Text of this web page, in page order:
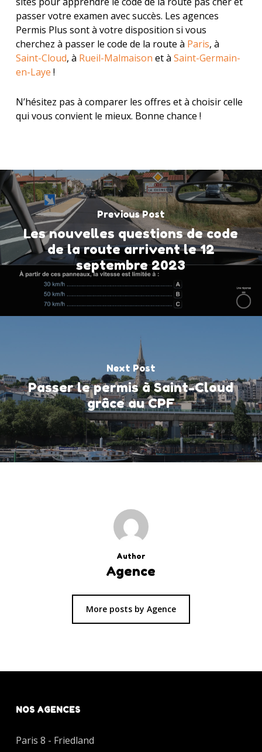
passer votre examen avec succès. Les agences
Permis Plus sont à votre disposition si vous
cherchez à passer le code de la route à Paris, à
Saint-Cloud, à Rueil-Malmaison et à Saint-Germain-
en-Laye !
N’hésitez pas à comparer les offres et à choisir celle
qui vous convient le mieux. Bonne chance !
Previous Post
Les nouvelles questions de code
de la route arrivent le 12
septembre 2023
Next Post
Passer le permis à Saint-Cloud
grâce au CPF
Author
Agence
More posts by Agence
NOS AGENCES
Paris 8 - Friedland